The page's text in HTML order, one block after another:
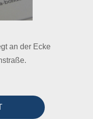
an der Ecke